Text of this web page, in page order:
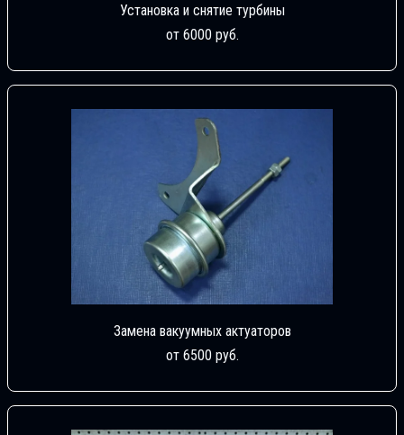
Установка и снятие турбины
от 6000 руб.
Замена вакуумных актуаторов
от 6500 руб.